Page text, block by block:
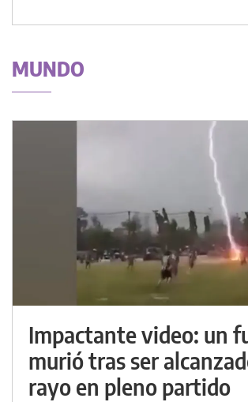
MUNDO
Impactante video: un
murió tras ser
rayo en pleno partido